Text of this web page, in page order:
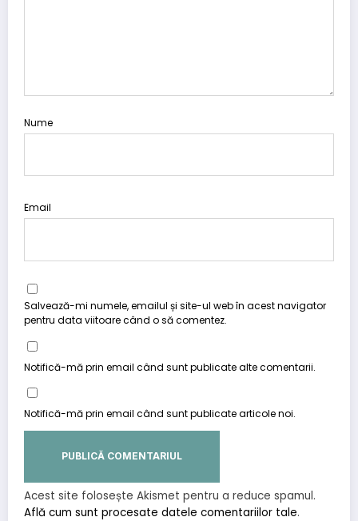
Nume
Email
Salvează-mi numele, emailul și site-ul web în acest navigator
pentru data viitoare când o să comentez.
Notifică-mă prin email când sunt publicate alte comentarii.
Notifică-mă prin email când sunt publicate articole noi.
Acest site folosește Akismet pentru a reduce spamul.
Află cum sunt procesate datele comentariilor tale.